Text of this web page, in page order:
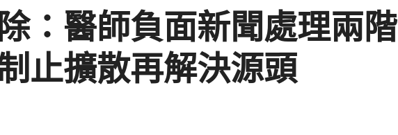
：醫師負面新聞處理兩階
止擴散再解決源頭